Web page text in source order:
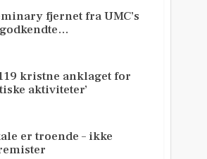
fjernet fra UMC’s
kristne anklaget for
aktiviteter’
er troende – ikke